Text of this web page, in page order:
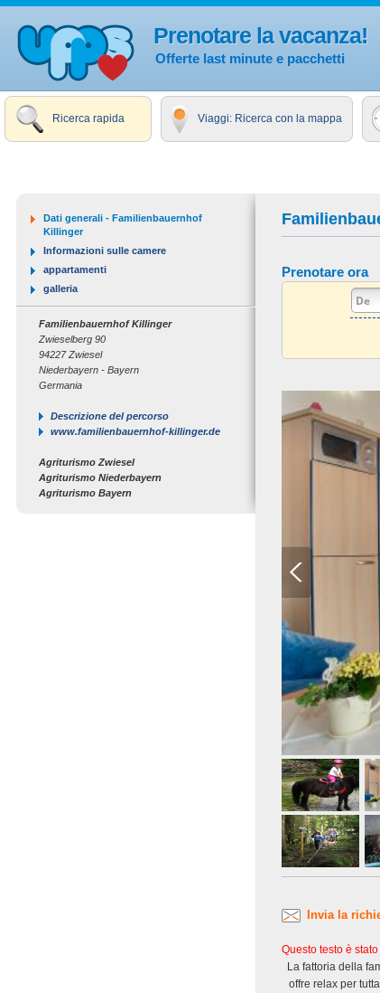
Prenotare la vacanza!
Offerte last minute e pacchetti
Ricerca rapida Viaggi: Ricerca con la mappa
Prenotare ora
Invia la
Questo testo è
La fattoria della
offre relax per
Dati generali - Familienbauernhof
Killinger
Informazioni sulle camere
appartamenti
galleria
Familienbauernhof Killinger
Zwieselberg 90
94227 Zwiesel
Niederbayern - Bayern
Germania
Descrizione del percorso
www.familienbauernhof-killinger.de
Agriturismo Zwiesel
Agriturismo Niederbayern
Agriturismo Bayern